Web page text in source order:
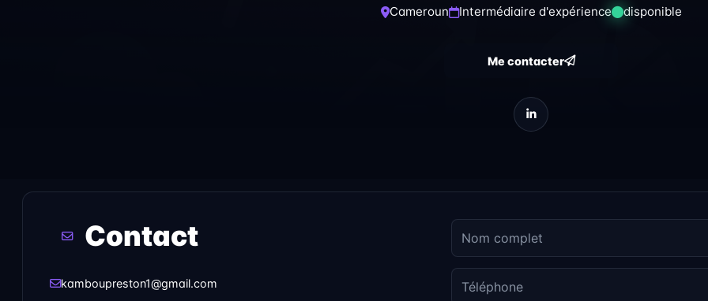
Cameroun Intermédiaire d'expérience disponible
Me contacter
Contact
kamboupreston1@gmail.com